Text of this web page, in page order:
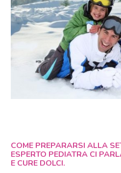
COME PREPARARSI ALLA
ESPERTO PEDIATRA CI
E CURE DOLCI.